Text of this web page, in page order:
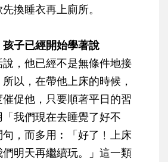
換睡衣再上廁所。
子已經開始學著說
說，他已經不是無條件地接
以，在帶他上床的時候，
促他，只要順著平日的習
我們現在去睡覺了好不
，而多用︰「好了﹗上床
明天再繼續玩。」這一類